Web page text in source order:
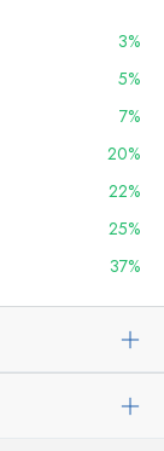
3%
5%
7%
20%
22%
25%
37%